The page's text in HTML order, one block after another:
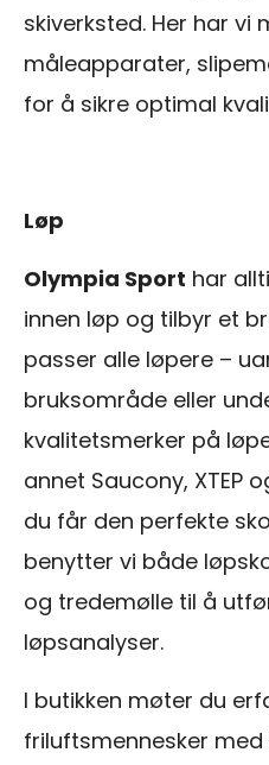
skiverksted. Her har vi
måleapparater,
for å sikre optimal
Løp
Olympia Sport har
innen løp og tilbyr et
passer alle løpere –
bruksområde eller
kvalitetsmerker på
annet Saucony, XTEP
du får den perfekte
benytter vi både
og tredemølle til å
løpsanalyser.
I butikken møter du
friluftsmennesker